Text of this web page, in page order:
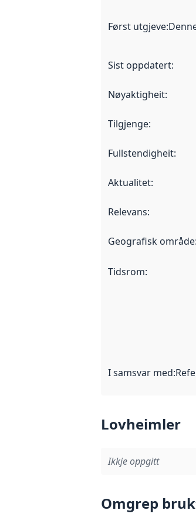
Først utgjeve:
Sist oppdatert:
Nøyaktigheit:
Tilgjenge:
Fullstendigheit:
Aktualitet:
Relevans:
Geografisk område:
Tidsrom:
I samsvar med:
Lovheimler
Ikkje oppgitt
Omgrep